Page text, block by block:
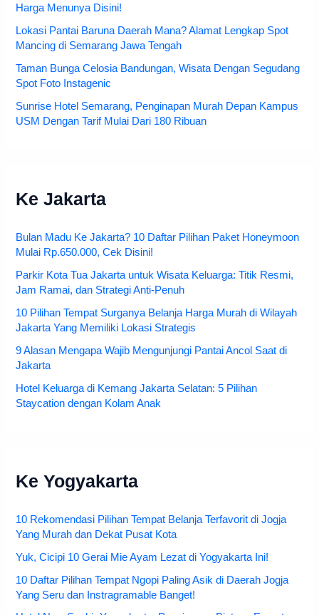
Harga Menunya Disini!
Lokasi Pantai Baruna Daerah Mana? Alamat Lengkap Spot
Mancing di Semarang Jawa Tengah
Taman Bunga Celosia Bandungan, Wisata Dengan Segudang
Spot Foto Instagenic
Sunrise Hotel Semarang, Penginapan Murah Depan Kampus
USM Dengan Tarif Mulai Dari 180 Ribuan
Ke Jakarta
Bulan Madu Ke Jakarta? 10 Daftar Pilihan Paket Honeymoon
Mulai Rp.650.000, Cek Disini!
Parkir Kota Tua Jakarta untuk Wisata Keluarga: Titik Resmi,
Jam Ramai, dan Strategi Anti-Penuh
10 Pilihan Tempat Surganya Belanja Harga Murah di Wilayah
Jakarta Yang Memiliki Lokasi Strategis
9 Alasan Mengapa Wajib Mengunjungi Pantai Ancol Saat di
Jakarta
Hotel Keluarga di Kemang Jakarta Selatan: 5 Pilihan
Staycation dengan Kolam Anak
Ke Yogyakarta
10 Rekomendasi Pilihan Tempat Belanja Terfavorit di Jogja
Yang Murah dan Dekat Pusat Kota
Yuk, Cicipi 10 Gerai Mie Ayam Lezat di Yogyakarta Ini!
10 Daftar Pilihan Tempat Ngopi Paling Asik di Daerah Jogja
Yang Seru dan Instragramable Banget!